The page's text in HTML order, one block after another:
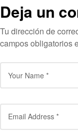
Deja un
Tu dirección de
campos obligatorios